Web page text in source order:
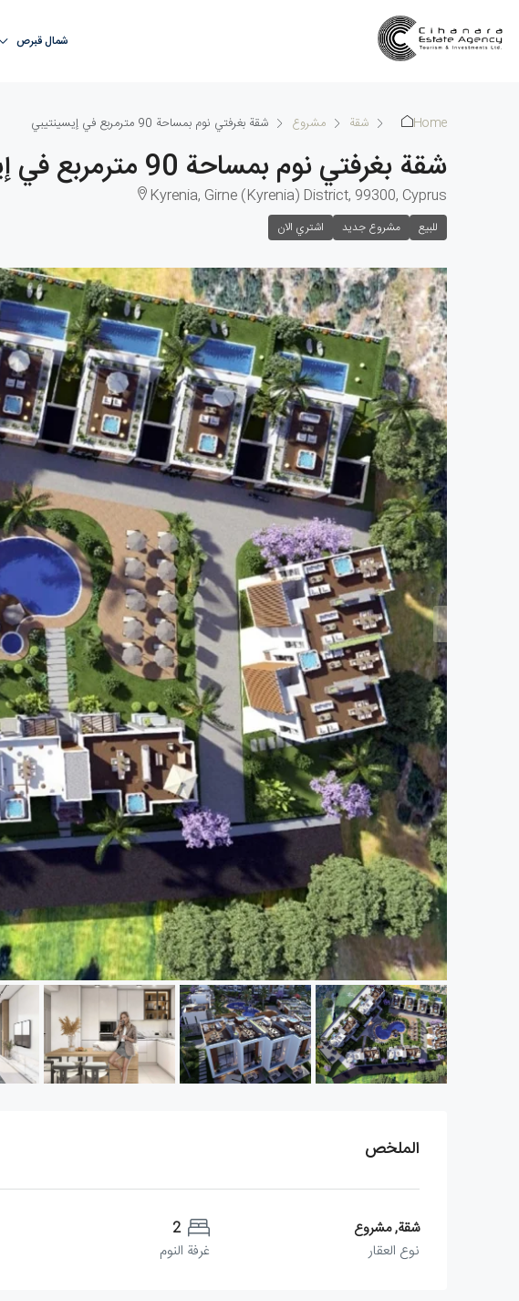
شمال قبرص
Home شقة مشروع شقة بغرفتي نوم بمساحة 90 مترمربع في إيسينتيبي
شقة بغرفتي نوم بمساحة 90 مترمربع في إيسينتيبي
Kyrenia, Girne (Kyrenia) District, 99300, Cyprus
للبيع مشروع جديد اشتري الان
الملخص
شقة, مشروع
نوع العقار
2
غرفة النوم